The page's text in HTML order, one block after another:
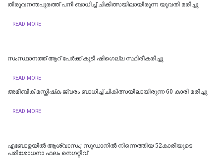
തിരുവനന്തപുരത്ത് പനി ബാധിച്ച് ചികിത്സയിലായിരുന്ന യുവതി മരിച്ചു
READ MORE
സംസ്ഥാനത്ത് ആറ് പേര്‍ക്ക് കൂടി ഷിഗെല്ല സ്ഥിരീകരിച്ചു
READ MORE
അമീബിക് മസ്തിഷ്‌ക ജ്വരം ബാധിച്ച് ചികിത്സയിലായിരുന്ന 60 കാരി മരിച്ചു
READ MORE
എബോളയിൽ ആശ്വാസം; സുഡാനിൽ നിന്നെത്തിയ 52കാരിയുടെ
പരിശോധനാ ഫലം നെഗറ്റീവ്